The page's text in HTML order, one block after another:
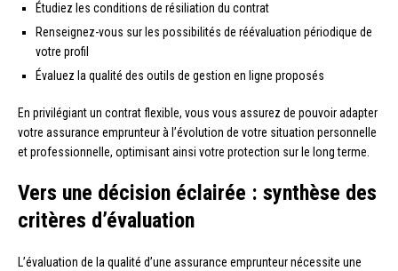
Étudiez les conditions de résiliation du contrat
Renseignez-vous sur les possibilités de réévaluation périodique de
votre profil
Évaluez la qualité des outils de gestion en ligne proposés
En privilégiant un contrat flexible, vous vous assurez de pouvoir adapter
votre assurance emprunteur à l’évolution de votre situation personnelle
et professionnelle, optimisant ainsi votre protection sur le long terme.
Vers une décision éclairée : synthèse des
critères d’évaluation
L’évaluation de la qualité d’une assurance emprunteur nécessite une